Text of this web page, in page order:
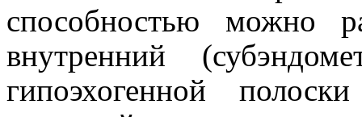
способностью можно
внутренний
гипоэхогенной